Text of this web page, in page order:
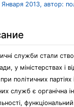
2013, автор:
служби стали
у міністерствах і
політичних
служб є органічна
функціональний